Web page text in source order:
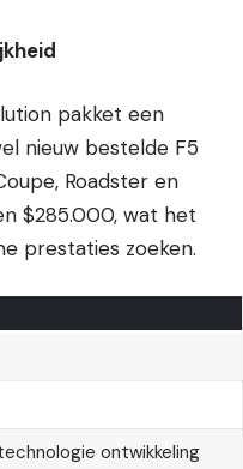
pakket een
nieuw bestelde F5
Roadster en
$285.000, wat het
prestaties zoeken.
ontwikkeling